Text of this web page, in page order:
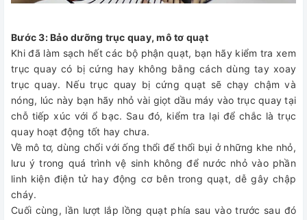
Bước 3: Bảo dưỡng trục quay, mô tơ quạt
Khi đã làm sạch hết các bộ phận quạt, bạn hãy kiểm tra xem
trục quay có bị cứng hay không bằng cách dùng tay xoay
trục quay. Nếu trục quay bị cứng quạt sẽ chạy chậm và
nóng, lúc này bạn hãy nhỏ vài giọt dầu máy vào trục quay tại
chỗ tiếp xúc với ổ bạc. Sau đó, kiểm tra lại để chắc là trục
quay hoạt động tốt hay chưa.
Về mô tơ, dùng chổi với ống thổi để thổi bụi ở những khe nhỏ,
lưu ý trong quá trình vệ sinh không để nước nhỏ vào phần
linh kiện điện tử hay động cơ bên trong quạt, dễ gây chập
cháy.
Cuối cùng, lần lượt lắp lồng quạt phía sau vào trước sau đó